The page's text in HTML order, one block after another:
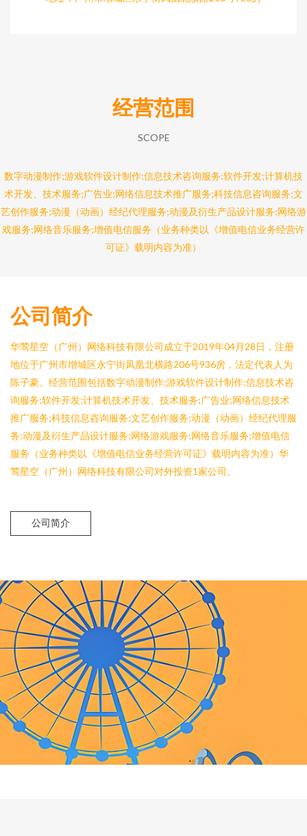
经营范围
SCOPE
数字动漫制作;游戏软件设计制作;信息技术咨询服务;软件开发;计算机技
术开发、技术服务;广告业;网络信息技术推广服务;科技信息咨询服务;文
艺创作服务;动漫（动画）经纪代理服务;动漫及衍生产品设计服务;网络游
戏服务;网络音乐服务;增值电信服务（业务种类以《增值电信业务经营许
可证》载明内容为准）
公司简介
华莺星空（广州）网络科技有限公司成立于2019年04月28日，注册
地位于广州市增城区永宁街凤凰北横路206号936房，法定代表人为
陈子豪。经营范围包括数字动漫制作;游戏软件设计制作;信息技术咨
询服务;软件开发;计算机技术开发、技术服务;广告业;网络信息技术
推广服务;科技信息咨询服务;文艺创作服务;动漫（动画）经纪代理服
务;动漫及衍生产品设计服务;网络游戏服务;网络音乐服务;增值电信
服务（业务种类以《增值电信业务经营许可证》载明内容为准）华
莺星空（广州）网络科技有限公司对外投资1家公司。
公司简介